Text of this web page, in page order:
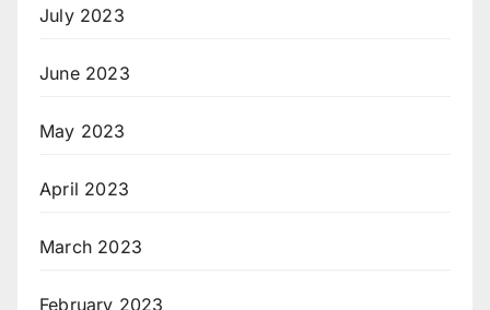
July 2023
June 2023
May 2023
April 2023
March 2023
February 2023